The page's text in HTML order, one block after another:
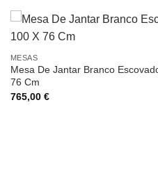
MESAS
Mesa De Jantar Branco
76 Cm
765,00 €